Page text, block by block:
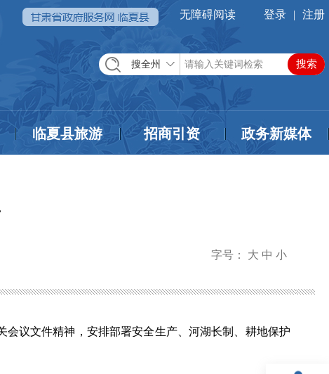
无障碍阅读 登录 | 注册
搜全州
临夏县旅游 招商引资 政务新媒体
字号： 大 中 小
议文件精神，安排部署安全生产、河湖长制、耕地保护